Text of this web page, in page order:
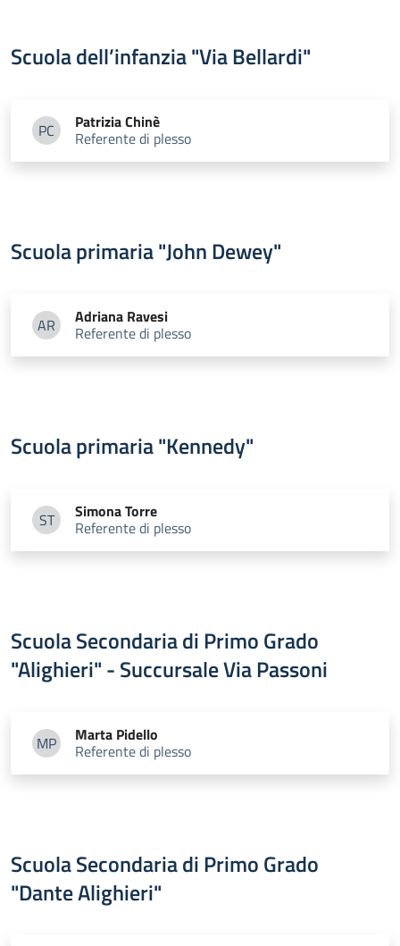
Scuola dell’infanzia "Via Bellardi"
PCPatrizia Chinè
PatriziaChinè
Referente di plesso
Scuola primaria "John Dewey"
ARAdriana Ravesi
Adriana Ravesi
Referente di plesso
Scuola primaria "Kennedy"
STSimona Torre
SimonaTorre
Referente di plesso
Scuola Secondaria di Primo Grado
"Alighieri" - Succursale Via Passoni
MPMarta Pidello
Marta Pidello
Referente di plesso
Scuola Secondaria di Primo Grado
"Dante Alighieri"